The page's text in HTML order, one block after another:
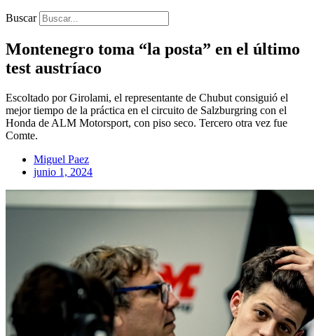
Buscar
Montenegro toma “la posta” en el último
test austríaco
Escoltado por Girolami, el representante de Chubut consiguió el
mejor tiempo de la práctica en el circuito de Salzburgring con el
Honda de ALM Motorsport, con piso seco. Tercero otra vez fue
Comte.
Miguel Paez
junio 1, 2024